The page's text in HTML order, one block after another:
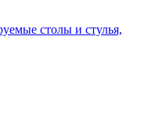
столы и стулья,